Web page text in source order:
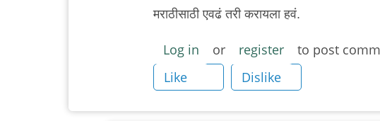
मराठीसाठी एवढं तरी करायला हवं.
Log in or register
to post
Like
Dislike